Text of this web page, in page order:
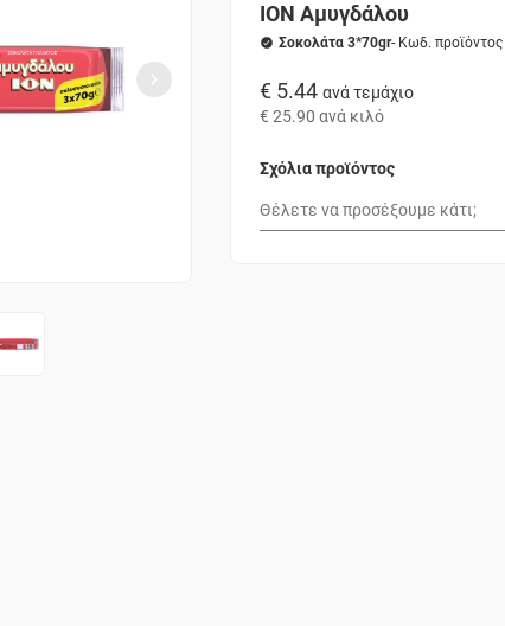
ΙΟΝ Αμυγδάλου
Σοκολάτα 3*70gr- Κωδ.
€ 5.44 ανά τεμάχιο
€ 25.90 ανά κιλό
Σχόλια προϊόντος